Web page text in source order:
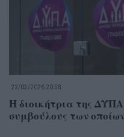
22/03/2026 20:58
Η διοικήτρια της
συμβούλους των